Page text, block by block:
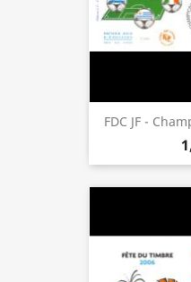
FDC JF -